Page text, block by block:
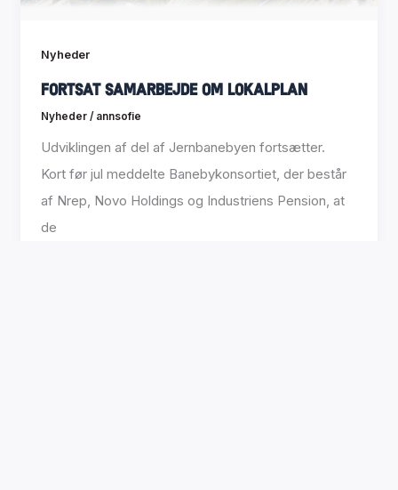
Nyheder
Fortsat samarbejde om lokalplan
Nyheder/ annsofie
Udviklingen af del af Jernbanebyen fortsætter.
Kort før jul meddelte Banebykonsortiet, der består
af Nrep, Novo Holdings og Industriens Pension, at
de